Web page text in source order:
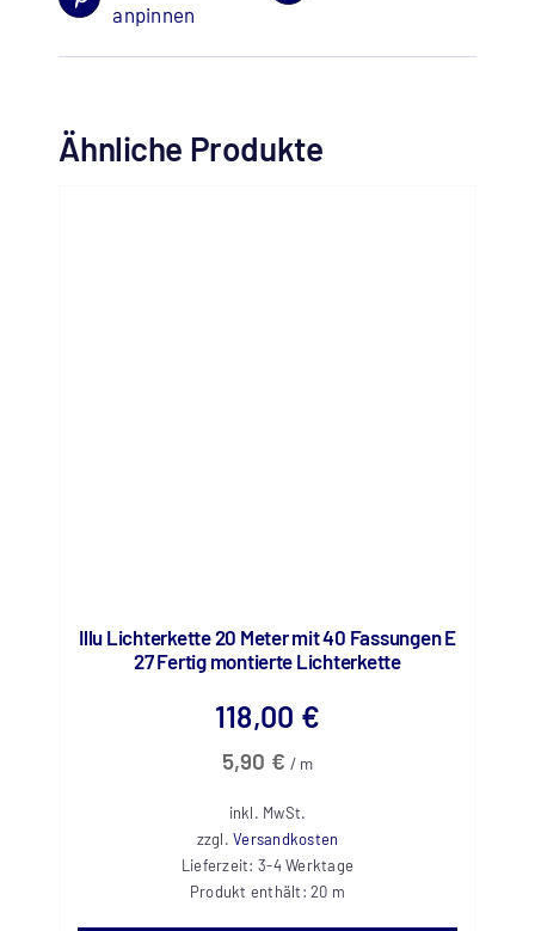
anpinnen
Ähnliche Produkte
Illu Lichterkette 20 Meter mit 40 Fassungen E
27 Fertig montierte Lichterkette
118,00 €
5,90 € / m
inkl. MwSt.
zzgl.Versandkosten
Lieferzeit: 3-4 Werktage
Produkt enthält: 20 m